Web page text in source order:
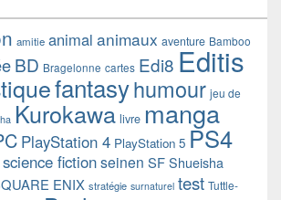
amitie animal animaux aventure Bamboo
BD Bragelonne cartes Edi8 Editis
fantasyhumour jeu de
Kurokawa livre manga
PlayStation 4 PlayStation 5 PS4
science fictionseinen SF Shueisha
ENIX stratégie surnaturel test Tuttle-